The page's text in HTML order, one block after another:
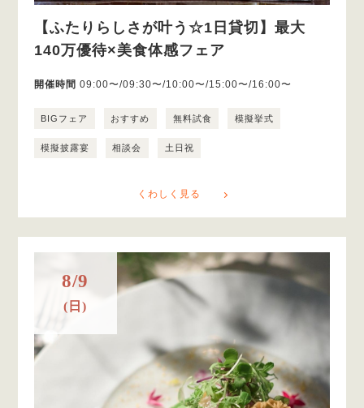
【ふたりらしさが叶う☆1日貸切】最大
140万優待×美食体感フェア
開催時間 09:00〜/09:30〜/10:00〜/15:00〜/16:00〜
BIGフェア おすすめ 無料試食 模擬挙式
模擬披露宴 相談会 土日祝
くわしく見る
8/9
(日)